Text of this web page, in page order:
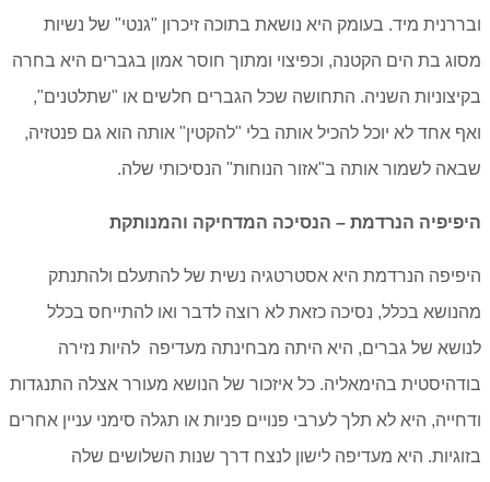
ובררנית מיד. בעומק היא נושאת בתוכה זיכרון "גנטי" של נשיות
מסוג בת הים הקטנה, וכפיצוי ומתוך חוסר אמון בגברים היא בחרה
בקיצוניות השניה. התחושה שכל הגברים חלשים או "שתלטנים",
ואף אחד לא יוכל להכיל אותה בלי "להקטין" אותה הוא גם פנטזיה,
שבאה לשמור אותה ב"אזור הנוחות" הנסיכותי שלה.
היפיפיה הנרדמת – הנסיכה המדחיקה והמנותקת
היפיפה הנרדמת היא אסטרטגיה נשית של להתעלם ולהתנתק
מהנושא בכלל, נסיכה כזאת לא רוצה לדבר ואו להתייחס בכלל
לנושא של גברים, היא היתה מבחינתה מעדיפה להיות נזירה
בודהיסטית בהימאליה. כל איזכור של הנושא מעורר אצלה התנגדות
ודחייה, היא לא תלך לערבי פנויים פניות או תגלה סימני עניין אחרים
בזוגיות. היא מעדיפה לישון לנצח דרך שנות השלושים שלה